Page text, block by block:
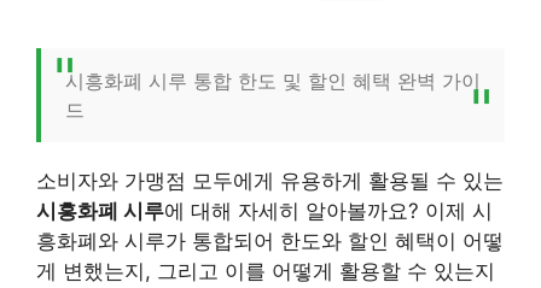
시흥화폐 시루 통합 한도 및 할인 혜택 완벽 가이
드
소비자와 가맹점 모두에게 유용하게 활용될 수 있는
시흥화폐 시루에 대해 자세히 알아볼까요? 이제 시
흥화폐와 시루가 통합되어 한도와 할인 혜택이 어떻
게 변했는지, 그리고 이를 어떻게 활용할 수 있는지